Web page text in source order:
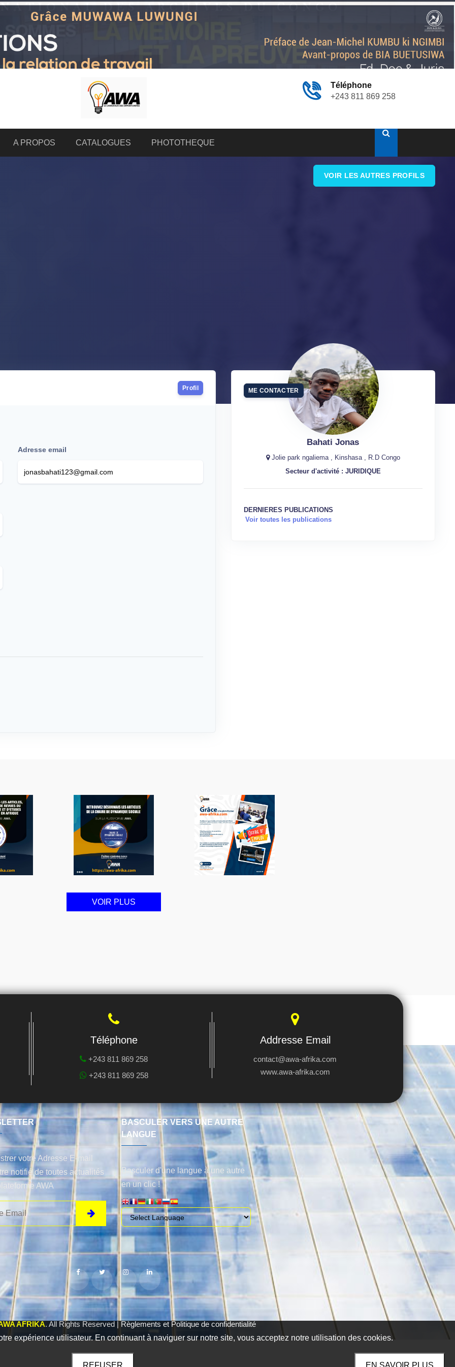
Téléphone
+243 811 869 258
A PROPOS CATALOGUES PHOTOTHEQUE
VOIR LES AUTRES PROFILS
ME CONTACTER
Bahati Jonas
Jolie park ngaliema , Kinshasa , R.D Congo
Secteur d'activité : JURIDIQUE
DERNIERES PUBLICATIONS
Voir toutes les publications
Profil
Adresse email
VOIR PLUS
expérience utilisateur. En continuant à naviguer sur notre site, vous acceptez notre utilisation des cookies.
REFUSER EN SAVOIR PLUS
Téléphone
+243 811 869 258
+243 811 869 258
Addresse Email
contact@awa-afrika.com
www.awa-afrika.com
votre Adresse E-mail
notifié de toutes actualités
AWA
BASCULER VERS UNE AUTRE
LANGUE
Basculer d'une langue à une autre
en un clic !
AFRIKA. All Rights Reserved | Règlements et Politique de confidentialité